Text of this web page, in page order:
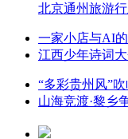
北京通州旅游
一家小店与AI
江西少年诗词
“多彩贵州风”
山海竞渡·黎乡